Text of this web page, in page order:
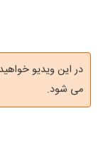
در این ویدیو
می شود.